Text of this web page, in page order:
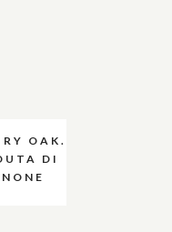
OAK.
DI